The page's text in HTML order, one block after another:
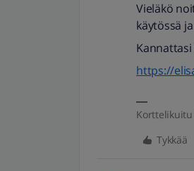
Vieläkö
käytössä
https://
Korttelikuitu
Tykkää